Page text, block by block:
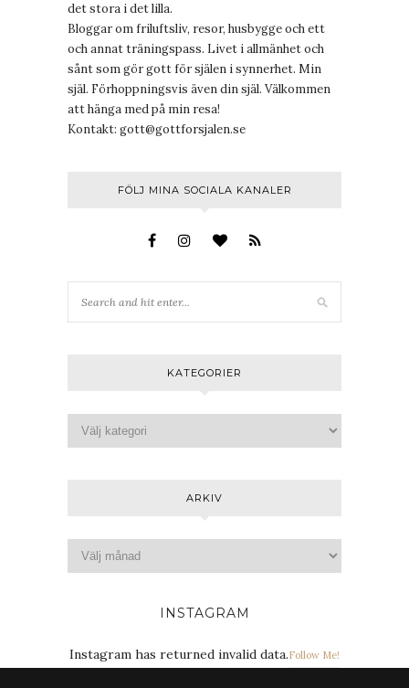
det stora i det lilla.
Bloggar om friluftsliv, resor, husbygge och ett
och annat träningspass. Livet i allmänhet och
sånt som gör gott för själen i synnerhet. Min
själ. Förhoppningsvis även din själ. Välkommen
att hänga med på min resa!
Kontakt: gott@gottforsjalen.se
FÖLJ MINA SOCIALA KANALER
KATEGORIER
ARKIV
INSTAGRAM
Instagram has returned invalid data.Follow Me!